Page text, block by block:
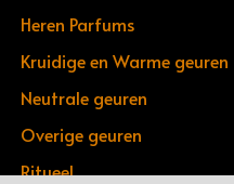
Heren Parfums
Kruidige en Warme geuren
Neutrale geuren
Overige geuren
Ritueel